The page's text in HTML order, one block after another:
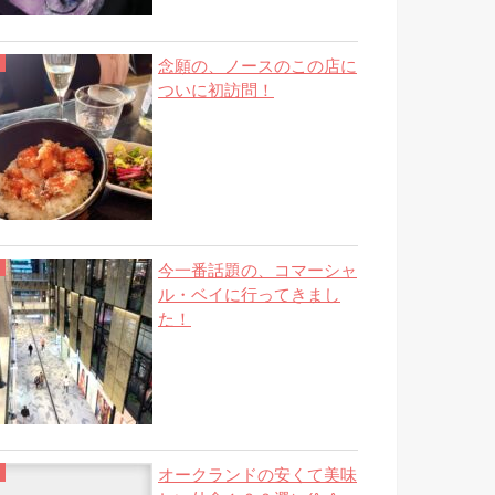
念願の、ノースのこの店に
ついに初訪問！
今一番話題の、コマーシャ
ル・ベイに行ってきまし
た！
オークランドの安くて美味